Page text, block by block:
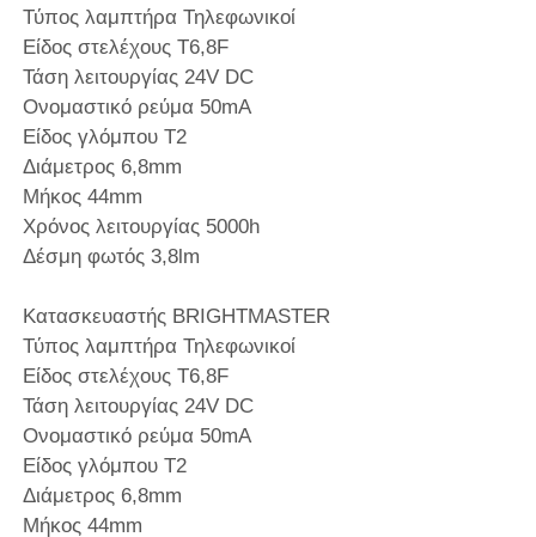
Τύπος λαμπτήρα Τηλεφωνικοί
Είδος στελέχους T6,8F
Τάση λειτουργίας 24V DC
Ονομαστικό ρεύμα 50mA
Είδος γλόμπου T2
Διάμετρος 6,8mm
Μήκος 44mm
Χρόνος λειτουργίας 5000h
Δέσμη φωτός 3,8lm
Κατασκευαστής BRIGHTMASTER
Τύπος λαμπτήρα Τηλεφωνικοί
Είδος στελέχους T6,8F
Τάση λειτουργίας 24V DC
Ονομαστικό ρεύμα 50mA
Είδος γλόμπου T2
Διάμετρος 6,8mm
Μήκος 44mm